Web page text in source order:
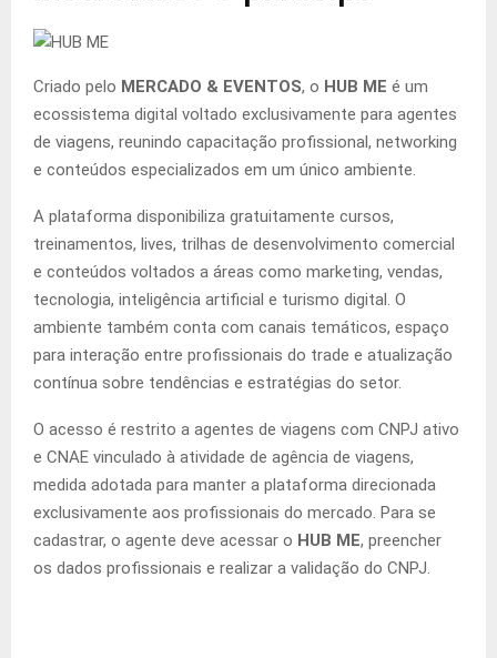
Criado pelo MERCADO & EVENTOS, o HUB ME é um
ecossistema digital voltado exclusivamente para agentes
de viagens, reunindo capacitação profissional, networking
e conteúdos especializados em um único ambiente.
A plataforma disponibiliza gratuitamente cursos,
treinamentos, lives, trilhas de desenvolvimento comercial
e conteúdos voltados a áreas como marketing, vendas,
tecnologia, inteligência artificial e turismo digital. O
ambiente também conta com canais temáticos, espaço
para interação entre profissionais do trade e atualização
contínua sobre tendências e estratégias do setor.
O acesso é restrito a agentes de viagens com CNPJ ativo
e CNAE vinculado à atividade de agência de viagens,
medida adotada para manter a plataforma direcionada
exclusivamente aos profissionais do mercado. Para se
cadastrar, o agente deve acessar o HUB ME, preencher
os dados profissionais e realizar a validação do CNPJ.